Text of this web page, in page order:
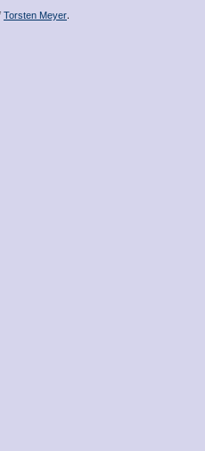
Torsten Meyer.